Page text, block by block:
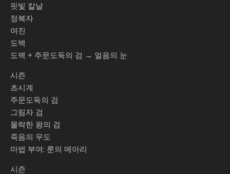
핏빛 칼날
정복자
여진
도벽
도벽 + 주문도둑의 검 → 얼음의 눈
시즌
초시계
주문도둑의 검
그림자 검
몰락한 왕의 검
죽음의 무도
마법 부여: 룬의 메아리
시즌